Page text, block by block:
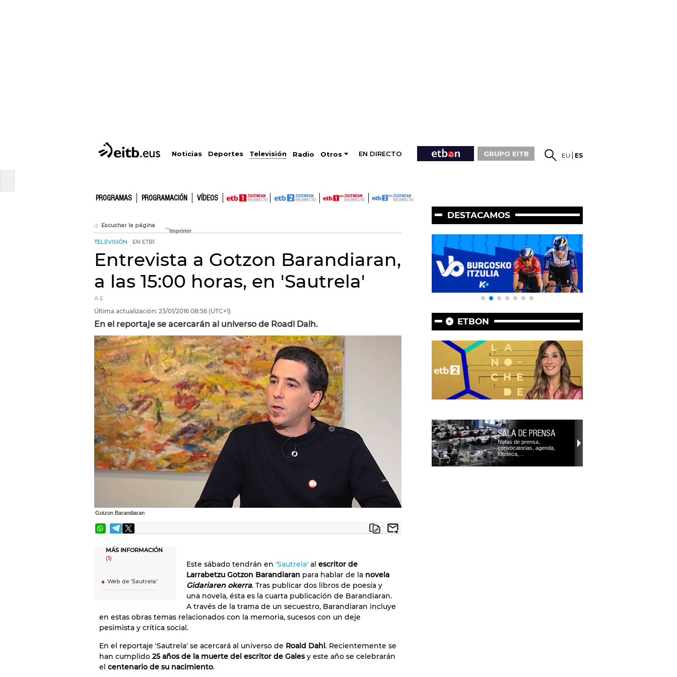
Noticias Deportes Televisión Radio Otros EN DIRECTO GRUPO EITB EU ES
PROGRAMAS PROGRAMACIÓN VÍDEOS
Escuchar la página
TELEVISIÓN EN ETB1
Entrevista a Gotzon Barandiaran,
a las 15:00 horas, en 'Sautrela'
A.E
Última actualización: 23/01/2016 08:56 (UTC+1)
En el reportaje se acercarán al universo de Roadl Dalh.
Gotzon Barandiaran
MÁS INFORMACIÓN
(1)
Web de 'Sautrela'
Este sábado tendrán en 'Sautrela' al escritor de
Larrabetzu Gotzon Barandiaran para hablar de la novela
Gidariaren okerra. Tras publicar dos libros de poesía y
una novela, ésta es la cuarta publicación de Barandiaran.
A través de la trama de un secuestro, Barandiaran incluye
en estas obras temas relacionados con la memoria, sucesos con un deje
pesimista y crítica social.
En el reportaje 'Sautrela' se acercará al universo de Roald Dahl. Recientemente se
han cumplido 25 años de la muerte del escritor de Galesy este año se celebrarán
el centenario de su nacimiento.
DESTACAMOS
ETBON
SALA DE PRENSA
Notas de prensa,
convocatorias, agenda,
fototeca,…